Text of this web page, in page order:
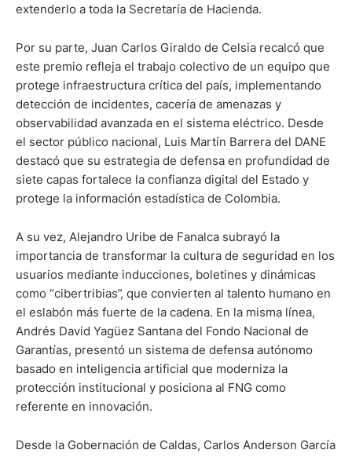
extenderlo a toda la Secretaría de Hacienda.
Por su parte, Juan Carlos Giraldo de Celsia recalcó que
este premio refleja el trabajo colectivo de un equipo que
protege infraestructura crítica del país, implementando
detección de incidentes, cacería de amenazas y
observabilidad avanzada en el sistema eléctrico. Desde
el sector público nacional, Luis Martín Barrera del DANE
destacó que su estrategia de defensa en profundidad de
siete capas fortalece la confianza digital del Estado y
protege la información estadística de Colombia.
A su vez, Alejandro Uribe de Fanalca subrayó la
importancia de transformar la cultura de seguridad en los
usuarios mediante inducciones, boletines y dinámicas
como “cibertribias”, que convierten al talento humano en
el eslabón más fuerte de la cadena. En la misma línea,
Andrés David Yagüez Santana del Fondo Nacional de
Garantías, presentó un sistema de defensa autónomo
basado en inteligencia artificial que moderniza la
protección institucional y posiciona al FNG como
referente en innovación.
Desde la Gobernación de Caldas, Carlos Anderson García